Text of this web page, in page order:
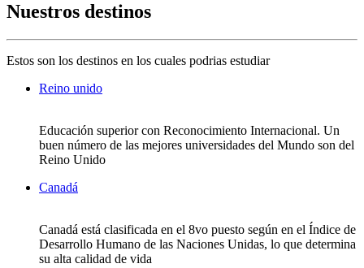
Nuestros destinos
Estos son los destinos en los cuales podrias estudiar
Reino unido
Educación superior con Reconocimiento Internacional. Un
buen número de las mejores universidades del Mundo son del
Reino Unido
Canadá
Canadá está clasificada en el 8vo puesto según en el Índice de
Desarrollo Humano de las Naciones Unidas, lo que determina
su alta calidad de vida